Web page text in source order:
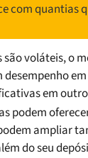
com quantias
são voláteis, o
em
podem
ampliar
do seu